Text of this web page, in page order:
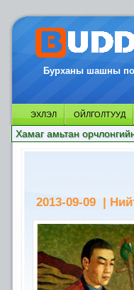
Бурханы шашны
ЭХЛЭЛ ОЙЛГОЛТУУД
Хамаг амьтан
2013-09-09 |